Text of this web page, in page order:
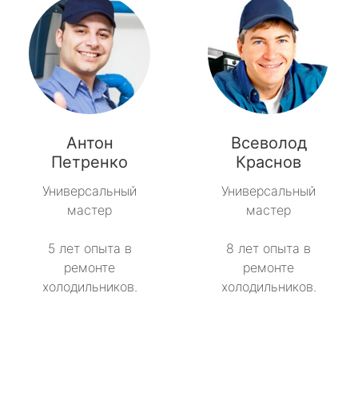
Антон
Петренко
Универсальный
мастер
5 лет опыта в
ремонте
холодильников.
Всеволод
Краснов
Универсальный
мастер
8 лет опыта в
ремонте
холодильников.